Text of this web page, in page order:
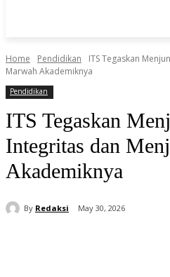
Home Pendidikan
ITS Tegaskan
Marwah Akademiknya
Pendidikan
ITS Tegaskan
Integritas dan
Akademiknya
By Redaksi May 30, 2026